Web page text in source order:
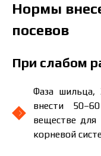
Нормы
посевов
При слабом
Фаза шильца,
внести
веществе для
корневой